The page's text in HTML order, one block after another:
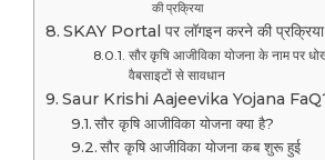
की प्रक्रिया
SKAY Portal पर लॉगइन करने की प्रक्रिया
सौर कृषि आजीविका योजना के नाम पर
वैबसाइटों से सावधान
Saur Krishi Aajeevika Yojana
सौर कृषि आजीविका योजना क्या है?
सौर कृषि आजीविका योजना कब शुरू हुई